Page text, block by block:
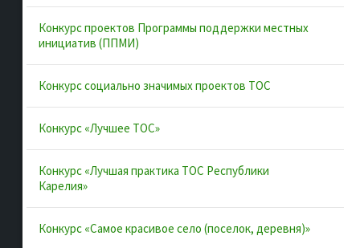
Об ассоциации
Документы
Муниципальные образования
Конкурсы и лучшие практики
Контакты
Полезные ссылки
Интернет-портал Республики Карелия
Конкурс проектов Программы поддержки местных
инициатив (ППМИ)
Конкурс социально значимых проектов ТОС
Конкурс «Лучшее ТОС»
Конкурс «Лучшая практика ТОС Республики
Карелия»
Конкурс «Самое красивое село (поселок, деревня)»